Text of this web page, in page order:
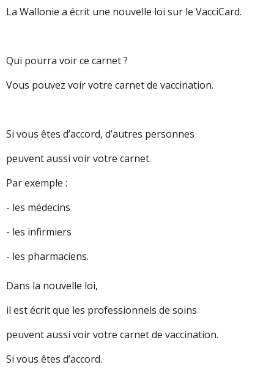
La Wallonie a écrit une nouvelle loi sur le VacciCard.
Qui pourra voir ce carnet ?
Vous pouvez voir votre carnet de vaccination.
Si vous êtes d’accord, d’autres personnes
peuvent aussi voir votre carnet.
Par exemple :
- les médecins
- les infirmiers
- les pharmaciens.
Dans la nouvelle loi,
il est écrit que les professionnels de soins
peuvent aussi voir votre carnet de vaccination.
Si vous êtes d’accord.